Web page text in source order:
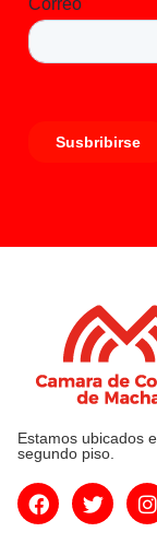
Estamos ubicados
segundo piso.